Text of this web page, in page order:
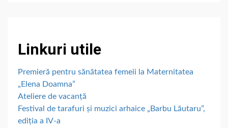
Linkuri utile
Premieră pentru sănătatea femeii la Maternitatea
„Elena Doamna”
Ateliere de vacanță
Festival de tarafuri și muzici arhaice „Barbu Lăutaru”,
ediția a IV-a